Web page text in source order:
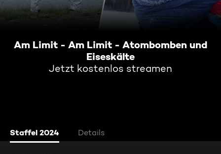
Am Limit - Am Limit - Atombomben und
Eiseskälte
Jetzt kostenlos streamen
Staffel 2024 Details